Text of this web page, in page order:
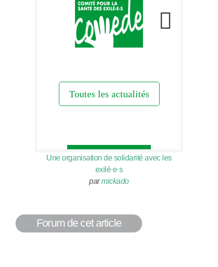
Une organisation de solidarité avec les
exilé·e·s
parmickado
Forum de cet article